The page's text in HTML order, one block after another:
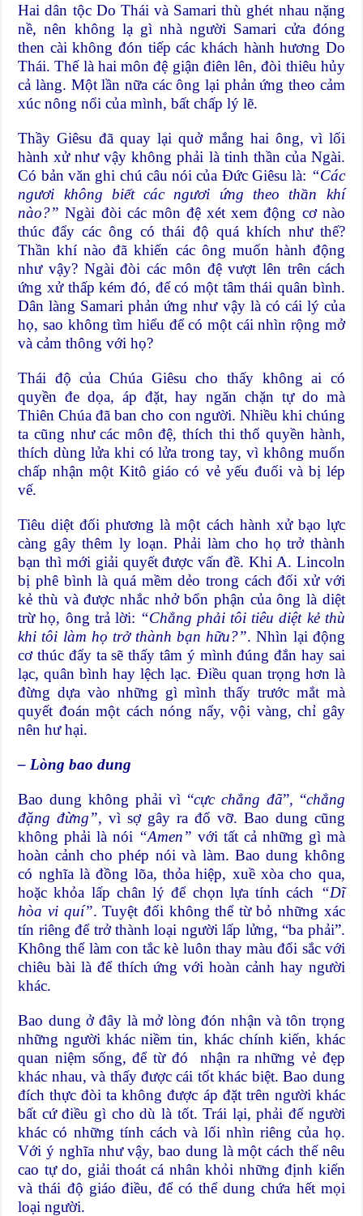
Hai dân tộc Do Thái và Samari thù ghét nhau nặng
nề, nên không lạ gì nhà người Samari cửa đóng
then cài không đón tiếp các khách hành hương Do
Thái. Thế là hai môn đệ giận điên lên, đòi thiêu hủy
cả làng. Một lần nữa các ông lại phản ứng theo cảm
xúc nông nổi của mình, bất chấp lý lẽ.
Thầy Giêsu đã quay lại quở mắng hai ông, vì lối
hành xử như vậy không phải là tinh thần của Ngài.
Có bản văn ghi chú câu nói của Đức Giêsu là: “Các
ngươi không biết các ngươi ứng theo thần khí
nào?” Ngài đòi các môn đệ xét xem động cơ nào
thúc đẩy các ông có thái độ quá khích như thế?
Thần khí nào đã khiến các ông muốn hành động
như vậy? Ngài đòi các môn đệ vượt lên trên cách
ứng xử thấp kém đó, để có một tâm thái quân bình.
Dân làng Samari phản ứng như vậy là có cái lý của
họ, sao không tìm hiểu để có một cái nhìn rộng mở
và cảm thông với họ?
Thái độ của Chúa Giêsu cho thấy không ai có
quyền đe dọa, áp đặt, hay ngăn chặn tự do mà
Thiên Chúa đã ban cho con người. Nhiều khi chúng
ta cũng như các môn đệ, thích thi thố quyền hành,
thích dùng lửa khi có lửa trong tay, vì không muốn
chấp nhận một Kitô giáo có vẻ yếu đuối và bị lép
vế.
Tiêu diệt đối phương là một cách hành xử bạo lực
càng gây thêm ly loạn. Phải làm cho họ trở thành
bạn thì mới giải quyết được vấn đề. Khi A. Lincoln
bị phê bình là quá mềm dẻo trong cách đối xử với
kẻ thù và được nhắc nhở bổn phận của ông là diệt
trừ họ, ông trả lời: “Chẳng phải tôi tiêu diệt kẻ thù
khi tôi làm họ trở thành bạn hữu?”. Nhìn lại động
cơ thúc đẩy ta sẽ thấy tâm ý mình đúng đắn hay sai
lạc, quân bình hay lệch lạc. Điều quan trọng hơn là
đừng dựa vào những gì mình thấy trước mắt mà
quyết đoán một cách nóng nẩy, vội vàng, chỉ gây
nên hư hại.
– Lòng bao dung
Bao dung không phải vì “cực chẳng đã”, “chẳng
đặng đừng”, vì sợ gây ra đổ vỡ. Bao dung cũng
không phải là nói “Amen” với tất cả những gì mà
hoàn cảnh cho phép nói và làm. Bao dung không
có nghĩa là đồng lõa, thỏa hiệp, xuề xòa cho qua,
hoặc khỏa lấp chân lý để chọn lựa tính cách “Dĩ
hòa vi quí”. Tuyệt đối không thể từ bỏ những xác
tín riêng để trở thành loại người lấp lửng, “ba phải”.
Không thể làm con tắc kè luôn thay màu đổi sắc với
chiêu bài là để thích ứng với hoàn cảnh hay người
khác.
Bao dung ở đây là mở lòng đón nhận và tôn trọng
những người khác niềm tin, khác chính kiến, khác
quan niệm sống, để từ đó nhận ra những vẻ đẹp
khác nhau, và thấy được cái tốt khác biệt. Bao dung
đích thực đòi ta không được áp đặt trên người khác
bất cứ điều gì cho dù là tốt. Trái lại, phải để người
khác có những tính cách và lối nhìn riêng của họ.
Với ý nghĩa như vậy, bao dung là một cách thế nêu
cao tự do, giải thoát cá nhân khỏi những định kiến
và thái độ giáo điều, để có thể dung chứa hết mọi
loại người.